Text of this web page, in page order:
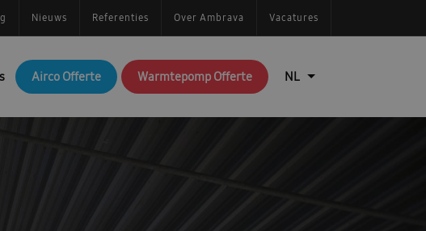
Nieuws Referenties Over Ambrava Vacatures
Airco Offerte Warmtepomp Offerte